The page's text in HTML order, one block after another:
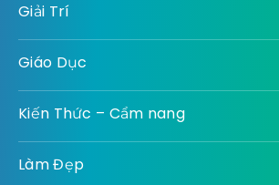
Giải Trí
Giáo Dục
Kiến Thức – Cẩm nang
Làm Đẹp